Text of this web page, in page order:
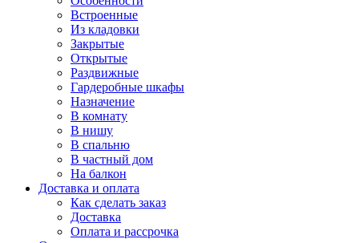
Встроенные
Из кладовки
Закрытые
Открытые
Раздвижные
Гардеробные шкафы
Назначение
В комнату
В нишу
В спальню
В частный дом
На балкон
Доставка и оплата
Как сделать заказ
Доставка
Оплата и рассрочка